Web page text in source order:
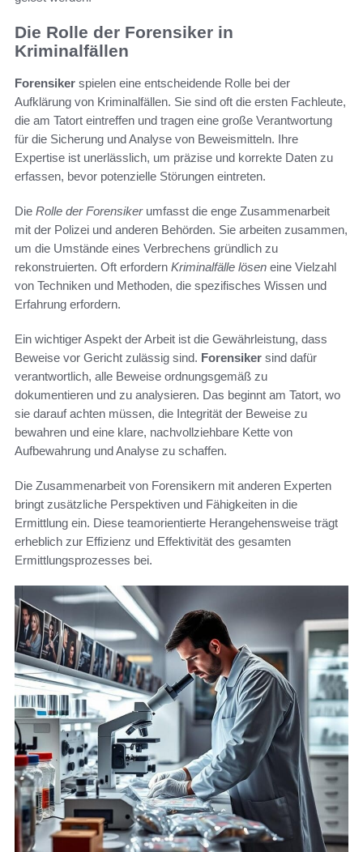
Die Rolle der Forensiker in
Kriminalfällen
Forensiker spielen eine entscheidende Rolle bei der
Aufklärung von Kriminalfällen. Sie sind oft die ersten Fachleute,
die am Tatort eintreffen und tragen eine große Verantwortung
für die Sicherung und Analyse von Beweismitteln. Ihre
Expertise ist unerlässlich, um präzise und korrekte Daten zu
erfassen, bevor potenzielle Störungen eintreten.
Die Rolle der Forensikerumfasst die enge Zusammenarbeit
mit der Polizei und anderen Behörden. Sie arbeiten zusammen,
um die Umstände eines Verbrechens gründlich zu
rekonstruierten. Oft erfordern Kriminalfälle lösen eine Vielzahl
von Techniken und Methoden, die spezifisches Wissen und
Erfahrung erfordern.
Ein wichtiger Aspekt der Arbeit ist die Gewährleistung, dass
Beweise vor Gericht zulässig sind. Forensiker sind dafür
verantwortlich, alle Beweise ordnungsgemäß zu
dokumentieren und zu analysieren. Das beginnt am Tatort, wo
sie darauf achten müssen, die Integrität der Beweise zu
bewahren und eine klare, nachvollziehbare Kette von
Aufbewahrung und Analyse zu schaffen.
Die Zusammenarbeit von Forensikern mit anderen Experten
bringt zusätzliche Perspektiven und Fähigkeiten in die
Ermittlung ein. Diese teamorientierte Herangehensweise trägt
erheblich zur Effizienz und Effektivität des gesamten
Ermittlungsprozesses bei.